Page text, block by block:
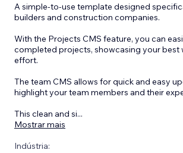
A simple-to-use template designed
builders and construction companies.
With the Projects CMS feature, you can
completed projects, showcasing your best
effort.
The team CMS allows for quick and easy
highlight your team members and their
This clean and si...
Mostrar mais
Indústria: